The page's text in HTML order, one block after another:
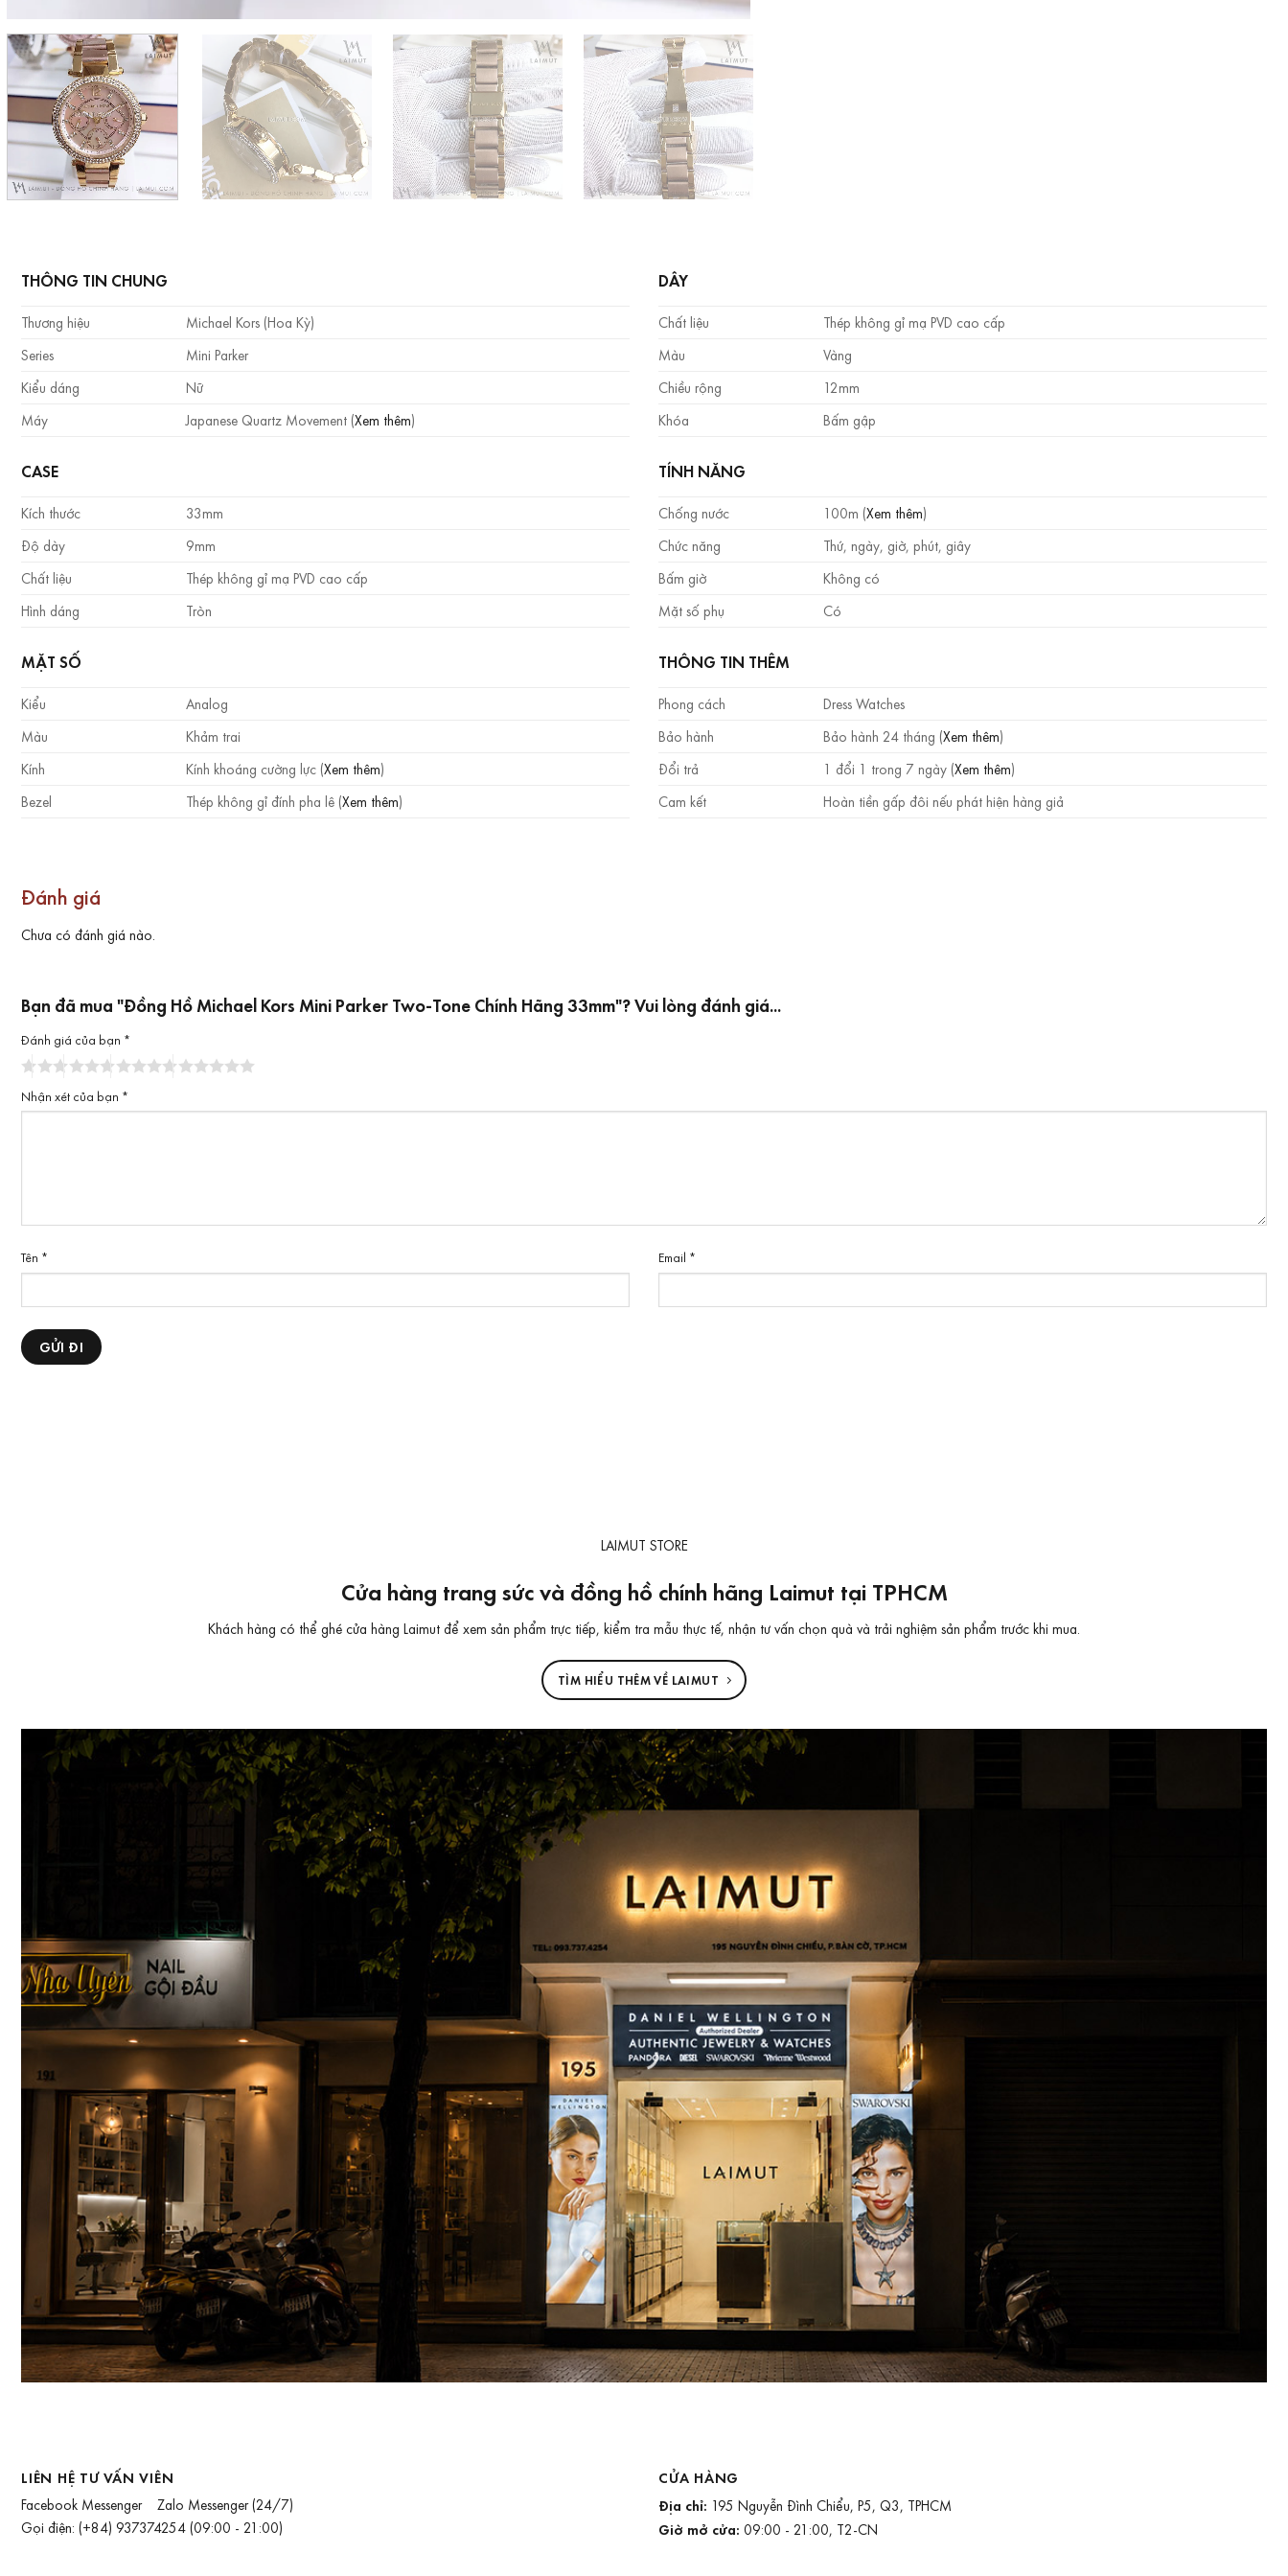
THÔNG TIN CHUNG
Thương hiệu
Michael Kors (Hoa Kỳ)
Series
Mini Parker
Kiểu dáng
Nữ
Máy
Japanese Quartz Movement (Xem thêm)
CASE
Kích thước
33mm
Độ dày
9mm
Chất liệu
Thép không gỉ mạ PVD cao cấp
Hình dáng
Tròn
MẶT SỐ
Kiểu
Analog
Màu
Khảm trai
Kính
Kính khoáng cường lực (Xem thêm)
Bezel
Thép không gỉ đính pha lê (Xem thêm)
DÂY
Chất liệu
Thép không gỉ mạ PVD cao cấp
Màu
Vàng
Chiều rộng
12mm
Khóa
Bấm gập
TÍNH NĂNG
Chống nước 100m (Xem thêm)
Chức năng
Thứ, ngày, giờ, phút, giây
Bấm giờ
Không có
Mặt số phụ
Có
THÔNG TIN THÊM
Phong cách
Dress Watches
Bảo hành
Bảo hành 24 tháng (Xem thêm)
Đổi trả
1 đổi 1 trong 7 ngày (Xem thêm)
Cam kết
Hoàn tiền gấp đôi nếu phát hiện hàng giả
Đánh giá
Chưa có đánh giá nào.
Bạn đã mua "Đồng Hồ Michael Kors Mini Parker Two-Tone Chính Hãng 33mm"? Vui lòng đánh giá...
Đánh giá của bạn *
Nhận xét của bạn *
Tên * Email *
LAIMUT STORE
Cửa hàng trang sức và đồng hồ chính hãng Laimut tại TPHCM
Khách hàng có thể ghé cửa hàng Laimut để xem sản phẩm trực tiếp, kiểm tra mẫu thực tế, nhận tư vấn chọn quà và trải nghiệm sản phẩm trước khi mua.
TÌM HIỂU THÊM VỀ LAIMUT
LIÊN HỆ TƯ VẤN VIÊN
Facebook Messenger Zalo Messenger(24/7)
Gọi điện: (+84) 937374254(09:00 - 21:00)
CỬA HÀNG
Địa chỉ: 195 Nguyễn Đình Chiểu, P5, Q3, TPHCM
Giờ mở cửa: 09:00 - 21:00, T2-CN